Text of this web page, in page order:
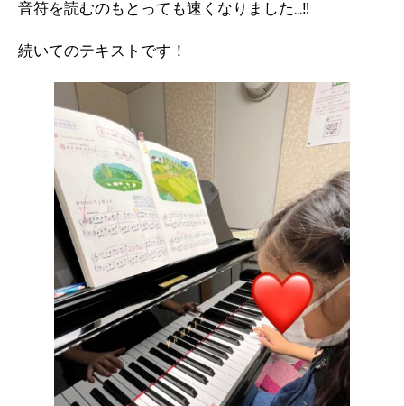
音符を読むのもとっても速くなりました…‼︎
続いてのテキストです！